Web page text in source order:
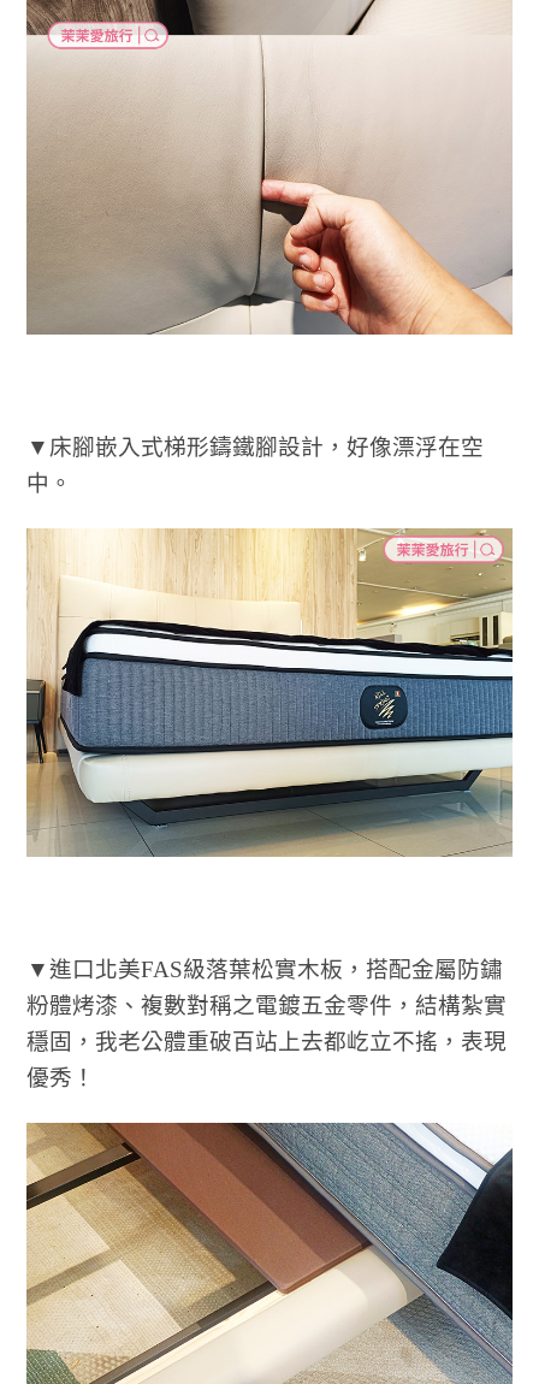
▼床腳嵌入式梯形鑄鐵腳設計，好像漂浮在空
中。
▼進口北美FAS級落葉松實木板，搭配金屬防鏽
粉體烤漆、複數對稱之電鍍五金零件，結構紮實
穩固，我老公體重破百站上去都屹立不搖，表現
優秀！